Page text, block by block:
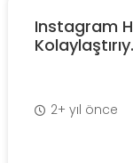
Instagram
2+ yıl önce